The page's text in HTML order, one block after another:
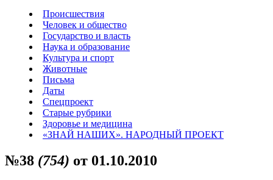
Происшествия
Человек и общество
Государство и власть
Наука и образование
Культура и спорт
Животные
Письма
Даты
Спецпроект
Старые рубрики
Здоровье и медицина
«ЗНАЙ НАШИХ». НАРОДНЫЙ ПРОЕКТ
№38 (754) от 01.10.2010